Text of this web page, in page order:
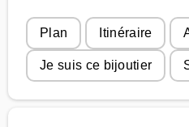
Plan Itinéraire
Je suis ce bijoutier